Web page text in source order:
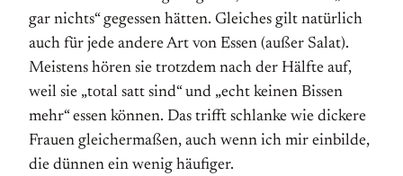
gar nichts“ gegessen hätten. Gleiches gilt natürlich
auch für jede andere Art von Essen (außer Salat).
Meistens hören sie trotzdem nach der Hälfte auf,
weil sie „total satt sind“ und „echt keinen Bissen
mehr“ essen können. Das trifft schlanke wie dickere
Frauen gleichermaßen, auch wenn ich mir einbilde,
die dünnen ein wenig häufiger.